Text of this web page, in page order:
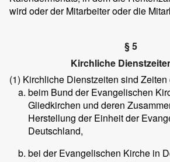
wird oder der Mitarbeiter oder die
§ 5
Kirchliche
(1) Kirchliche Dienstzeiten sind
beim Bund der Evangelischen
Gliedkirchen und deren
Herstellung der Einheit der
Deutschland,
bei der Evangelischen Kirche in